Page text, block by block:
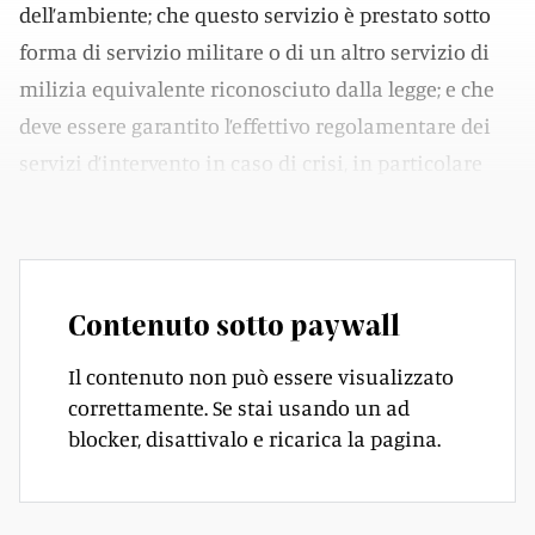
dell’ambiente; che questo servizio è prestato sotto
forma di servizio militare o di un altro servizio di
milizia equivalente riconosciuto dalla legge; e che
deve essere garantito l’effettivo regolamentare dei
servizi d’intervento in caso di crisi, in particolare
Contenuto sotto paywall
Il contenuto non può essere visualizzato
correttamente. Se stai usando un ad
blocker, disattivalo e ricarica la pagina.